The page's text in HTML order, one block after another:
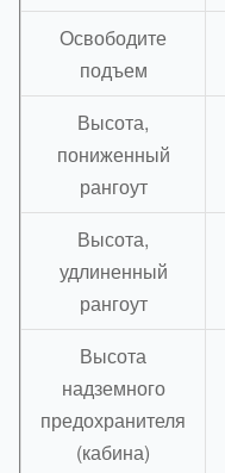
Освободите
подъем
Высота,
пониженный
рангоут
Высота,
удлиненный
рангоут
Высота
надземного
предохранителя
(кабина)